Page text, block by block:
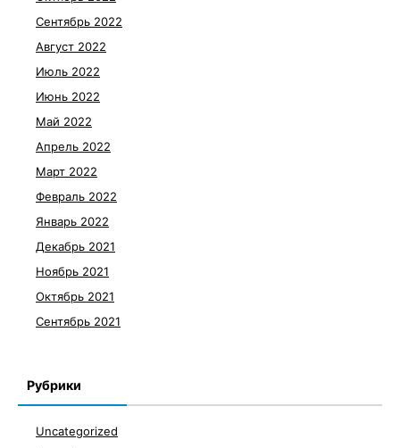
Сентябрь 2022
Август 2022
Июль 2022
Июнь 2022
Май 2022
Апрель 2022
Март 2022
Февраль 2022
Январь 2022
Декабрь 2021
Ноябрь 2021
Октябрь 2021
Сентябрь 2021
Рубрики
Uncategorized